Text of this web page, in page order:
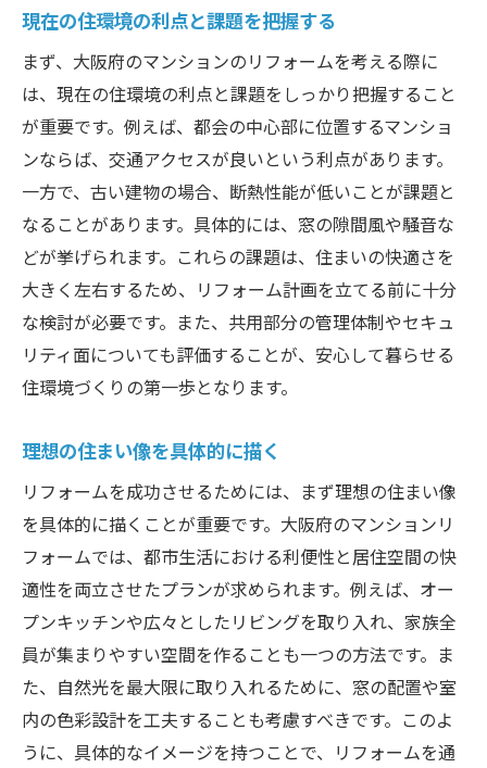
大阪府の気候に適した素材の選び方
地元の文化を活かしたデザインアイデア
耐震性や防音性を考慮した素材選定
地元のリフォームトレンドを取り入れる
エコフレンドリーな素材と工法の活用
地域の特性を活かした快適な住まいづくり
リフォーム計画の立案と予算設定の重要性
リフォームにおける現実的な予算設定
費用対効果を考えたリフォーム計画
予算オーバーを防ぐための工夫
見積もりの比較と最適なプランの選定
予算計画における見落としがちな項目
施工業者選びのポイントと信頼できる業者の見
極め方
信頼性のある施工業者の特徴
実績と評判を確認する方法
施工業者とのコミュニケーションの取り方
契約前に確認すべき重要ポイント
アフターフォローがしっかりしているか確
認
現在の住環境の利点と課題を把握する
まず、大阪府のマンションのリフォームを考える際に
は、現在の住環境の利点と課題をしっかり把握すること
が重要です。例えば、都会の中心部に位置するマンショ
ンならば、交通アクセスが良いという利点があります。
一方で、古い建物の場合、断熱性能が低いことが課題と
なることがあります。具体的には、窓の隙間風や騒音な
どが挙げられます。これらの課題は、住まいの快適さを
大きく左右するため、リフォーム計画を立てる前に十分
な検討が必要です。また、共用部分の管理体制やセキュ
リティ面についても評価することが、安心して暮らせる
住環境づくりの第一歩となります。
理想の住まい像を具体的に描く
リフォームを成功させるためには、まず理想の住まい像
を具体的に描くことが重要です。大阪府のマンションリ
フォームでは、都市生活における利便性と居住空間の快
適性を両立させたプランが求められます。例えば、オー
プンキッチンや広々としたリビングを取り入れ、家族全
員が集まりやすい空間を作ることも一つの方法です。ま
た、自然光を最大限に取り入れるために、窓の配置や室
内の色彩設計を工夫することも考慮すべきです。このよ
うに、具体的なイメージを持つことで、リフォームを通